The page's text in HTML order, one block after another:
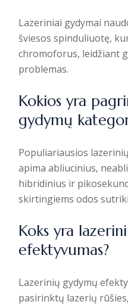
Lazeriniai gydymai
šviesos spinduliuotę,
chromoforus, leidžiant
problemas.
Kokios yra
gydymų
Populiariausios
apima abliucinius,
hibridinius ir
skirtingiems odos
Koks yra
efektyvumas?
Lazerinių gydymų
pasirinktų lazerių